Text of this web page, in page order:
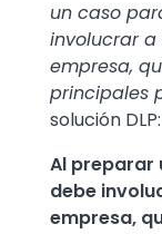
un caso
involucrar a
empresa,
principales
solución
Al preparar
debe
empresa,